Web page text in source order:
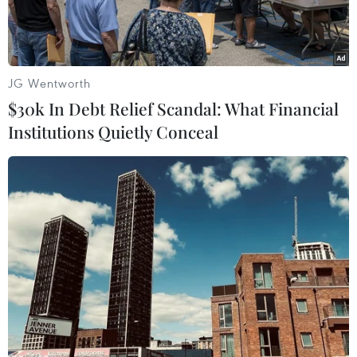
lây lan.
Kiểm tra thân nhiệt phòng lây nhiễm COVID-19 trong lớp học tại
Phnom Penh (Campuchia). (Ảnh: AFP/TTXVN)
Theo phóng viên TTXVN tại Phnom Penh, ngày
17/9, Giám đốc Sở Giáo dục, thanh niên và thể
JG Wentworth
$30k In Debt Relief Scandal: What Financial
Institutions Quietly Conceal